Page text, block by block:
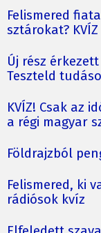
Felismered
sztárokat? KVÍZ
Új rész
Teszteld
KVÍZ! Csak az
a régi magyar
Földrajzból
Felismered, ki
rádiósok kvíz